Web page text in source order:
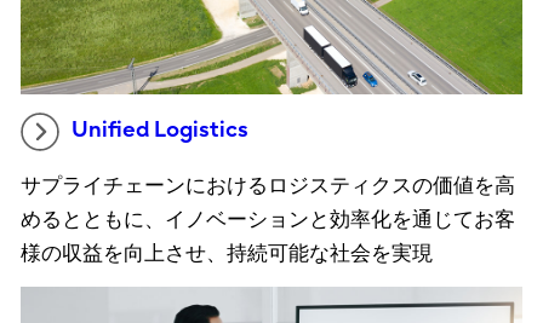
Unified Logistics
サプライチェーンにおけるロジスティクスの価値を高
めるとともに、イノベーションと効率化を通じてお客
様の収益を向上させ、持続可能な社会を実現